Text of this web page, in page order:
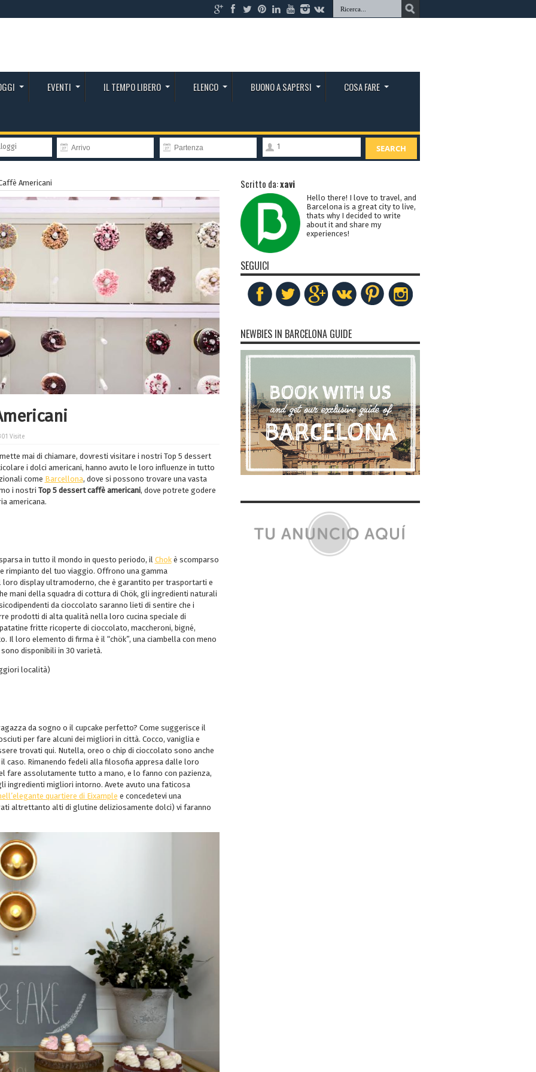
EVENTI IL TEMPO LIBERO ELENCO BUONO A SAPERSI COSA FARE
1 SEARCH
Americani
Visite
mai di chiamare, dovresti visitare i nostri Top 5 dessert
i dolci americani, hanno avuto le loro influenze in tutto
come Barcellona, dove si possono trovare una vasta
i nostri Top 5 dessert caffè americani, dove potrete godere
americana.
in tutto il mondo in questo periodo, il Chokè scomparso
rimpianto del tuo viaggio. Offrono una gamma
display ultramoderno, che è garantito per trasportarti e
mani della squadra di cottura di Chök, gli ingredienti naturali
da cioccolato saranno lieti di sentire che i
prodotti di alta qualità nella loro cucina speciale di
fritte ricoperte di cioccolato, maccheroni, bigné,
Il loro elemento di firma è il “chök”, una ciambella con meno
disponibili in 30 varietà.
località)
da sogno o il cupcake perfetto? Come suggerisce il
per fare alcuni dei migliori in città. Cocco, vaniglia e
trovati qui. Nutella, oreo o chip di cioccolato sono anche
caso. Rimanendo fedeli alla filosofia appresa dalle loro
fare assolutamente tutto a mano, e lo fanno con pazienza,
ingredienti migliori intorno. Avete avuto una faticosa
quartiere di Eixample e concedetevi una
altrettanto alti di glutine deliziosamente dolci) vi faranno
Scritto da:xavi
Hello there! I love to travel, and
Barcelona is a great city to live,
thats why I decided to write
about it and share my
experiences!
SEGUICI
NEWBIES IN BARCELONA GUIDE